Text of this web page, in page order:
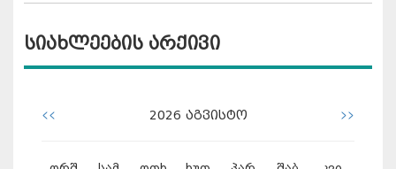
სიახლეების არქივი
<< 2026 აგვისტო >>